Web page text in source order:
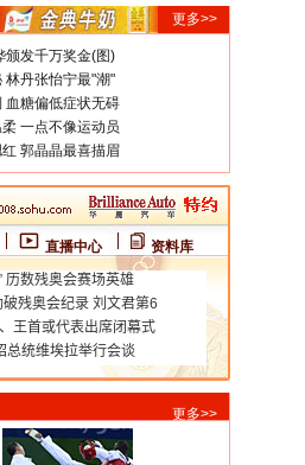
更多>>
颁发千万奖金(图)
林丹张怡宁最"潮"
血糖偏低症状无碍
一点不像运动员
郭晶晶最喜描眉
直播中心 资料库
更多>>